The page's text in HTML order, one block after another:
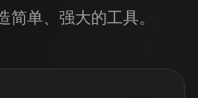
简单、强大的工具。